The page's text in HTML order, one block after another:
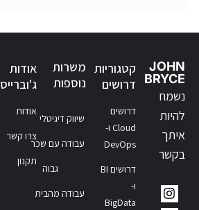
JOHN
BRYCE
נשמח
להיות
איתך
בקשר
קטגוריות
דרושים
דרושים
Cloud ו-
DevOps
דרושים BI
ו-
BigData
משרות
נוספות
שיווק דיגיטלי
עבודה עם שכר
גבוה
עבודה מהבית
אודות
ג'וברייס
אודות
צרו קשר
תקנון